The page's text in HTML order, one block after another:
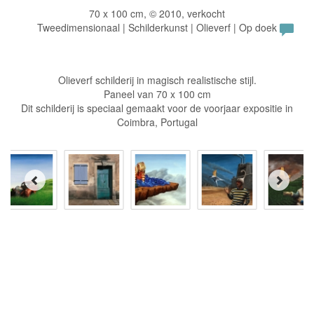
70 x 100 cm, © 2010, verkocht
Tweedimensionaal | Schilderkunst | Olieverf | Op doek
Olieverf schilderij in magisch realistische stijl.
Paneel van 70 x 100 cm
Dit schilderij is speciaal gemaakt voor de voorjaar expositie in
Coimbra, Portugal